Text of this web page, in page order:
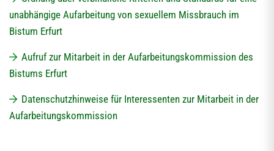
unabhängige Aufarbeitung von sexuellem Missbrauch im
Bistum Erfurt
Aufruf zur Mitarbeit in der Aufarbeitungskommission des
Bistums Erfurt
Datenschutzhinweise für Interessenten zur Mitarbeit in der
Aufarbeitungskommission